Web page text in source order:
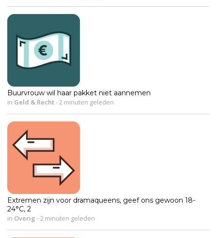
Buurvrouw wil haar pakket niet aannemen
in Geld & Recht-2 minuten geleden
Extremen zijn voor dramaqueens, geef ons gewoon 18-
24°C, 2
in Overig -2 minuten geleden